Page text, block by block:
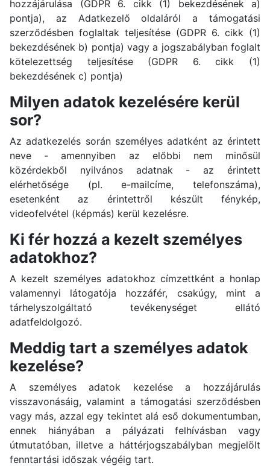
hozzájárulása (GDPR 6. cikk (1) bekezdésének a)
pontja), az Adatkezelő oldaláról a támogatási
szerződésben foglaltak teljesítése (GDPR 6. cikk (1)
bekezdésének b) pontja) vagy a jogszabályban foglalt
kötelezettség teljesítése (GDPR 6. cikk (1)
bekezdésének c) pontja)
Milyen adatok kezelésére kerül
sor?
Az adatkezelés során személyes adatként az érintett
neve - amennyiben az előbbi nem minősül
közérdekből nyilvános adatnak - az érintett
elérhetősége (pl. e-mailcíme, telefonszáma),
esetenként az érintettről készült fénykép,
videofelvétel (képmás) kerül kezelésre.
Ki fér hozzá a kezelt személyes
adatokhoz?
A kezelt személyes adatokhoz címzettként a honlap
valamennyi látogatója hozzáfér, csakúgy, mint a
tárhelyszolgáltató tevékenységet ellátó
adatfeldolgozó.
Meddig tart a személyes adatok
kezelése?
A személyes adatok kezelése a hozzájárulás
visszavonásáig, valamint a támogatási szerződésben
vagy más, azzal egy tekintet alá eső dokumentumban,
ennek hiányában a pályázati felhívásban vagy
útmutatóban, illetve a háttérjogszabályban megjelölt
fenntartási időszak végéig tart.